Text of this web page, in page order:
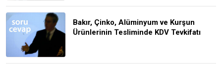
Bakır, Çinko, Alüminyum ve Kurşun
Ürünlerinin Tesliminde KDV Tevkifatı